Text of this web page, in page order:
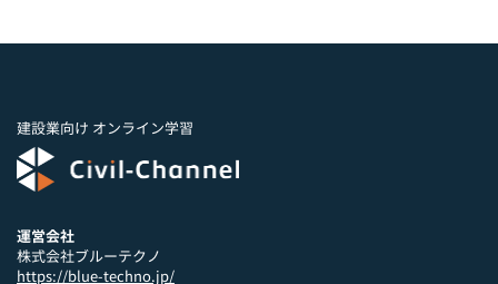
建設業向け オンライン学習
運営会社
株式会社ブルーテクノ
https://blue-techno.jp/